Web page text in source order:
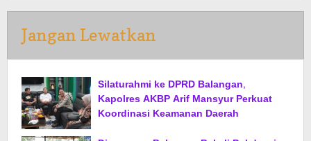
Jangan Lewatkan
Silaturahmi ke DPRD Balangan,
Kapolres AKBP Arif Mansyur Perkuat
Koordinasi Keamanan Daerah